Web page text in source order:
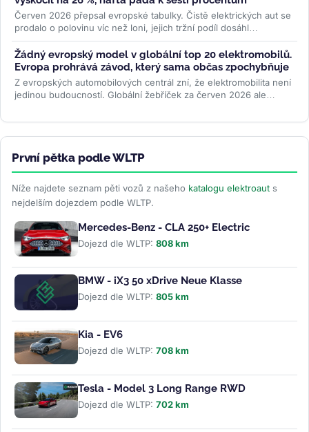
Červen 2026 přepsal evropské tabulky. Čistě elektrických aut se
prodalo o polovinu víc než loni, jejich tržní podíl dosáhl
rekordních 26...>>
Žádný evropský model v globální top 20 elektromobilů.
Evropa prohrává závod, který sama občas zpochybňuje
Z evropských automobilových centrál zní, že elektromobilita není
jedinou budoucností. Globální žebříček za červen 2026 ale
První pětka podle WLTP
Níže najdete seznam pěti vozů z našeho katalogu elektroaut s
nejdelším dojezdem podle WLTP.
Mercedes-Benz - CLA 250+ Electric
Dojezd dle WLTP: 808 km
BMW - iX3 50 xDrive Neue Klasse
Dojezd dle WLTP: 805 km
Kia - EV6
Dojezd dle WLTP: 708 km
Tesla - Model 3 Long Range RWD
Dojezd dle WLTP: 702 km